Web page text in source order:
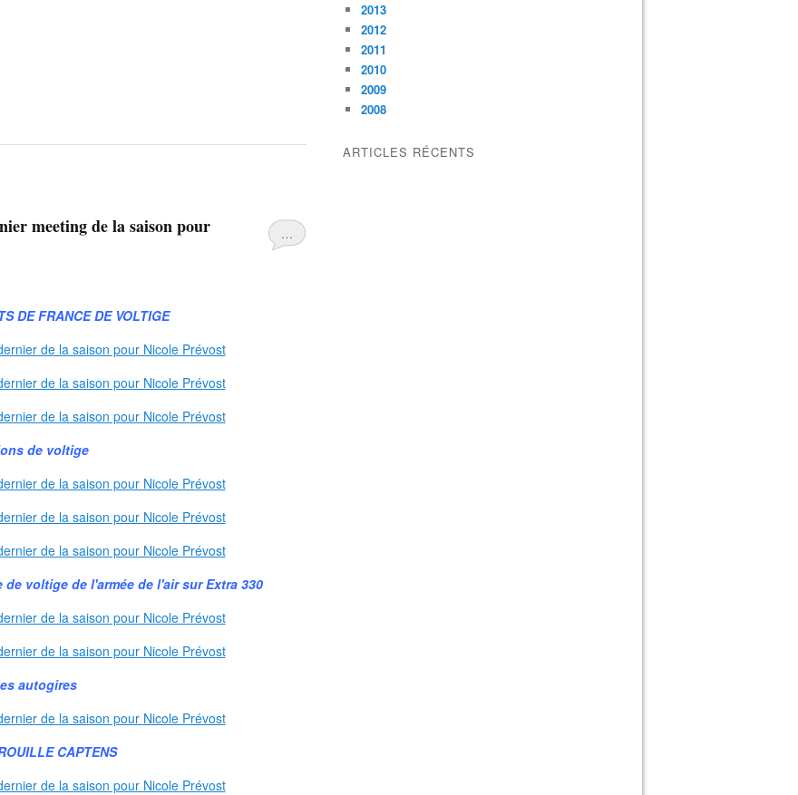
…
meeting de la saison pour
DE FRANCE DE VOLTIGE
de voltige
voltige de l'armée de l'air sur Extra 330
autogires
CAPTENS
2013
2012
2011
2010
2009
2008
ARTICLES RÉCENTS